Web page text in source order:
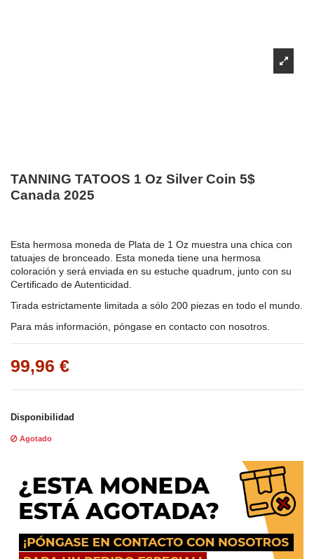
TANNING TATOOS 1 Oz Silver Coin 5$
Canada 2025
Esta hermosa moneda de Plata de 1 Oz muestra una chica con
tatuajes de bronceado. Esta moneda tiene una hermosa
coloración y será enviada en su estuche quadrum, junto con su
Certificado de Autenticidad.
Tirada estrictamente limitada a sólo 200 piezas en todo el mundo.
Para más información, póngase en contacto con nosotros.
99,96 €
Disponibilidad
Agotado